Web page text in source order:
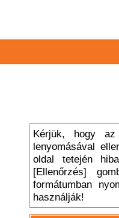
Kérjük, hogy
lenyomásával
oldal tetején
[Ellenőrzés]
formátumban
használják!